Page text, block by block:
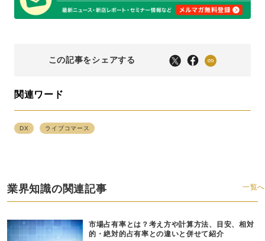
この記事をシェアする
関連ワード
DX ライブコマース
業界知識の関連記事 一覧へ
市場占有率とは？考え方や計算方法、目安、相対
的・絶対的占有率との違いと併せて紹介